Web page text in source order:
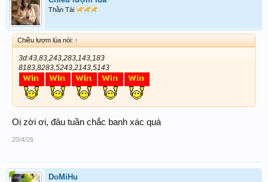
Thần Tài
Chiều lượm lúa nói: ↑
3d:43,83,243,283,143,183
8183,8283,5243,2143,5143
Oi zời ơi, đâu tuần chắc banh xác quá
20/4/26
DoMiHu